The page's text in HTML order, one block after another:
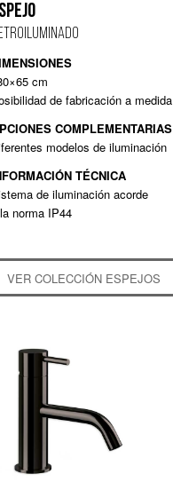
cm
de fabricación a medida
COMPLEMENTARIAS
modelos de iluminación
TÉCNICA
de iluminación acorde
norma IP44
VER COLECCIÓN ESPEJOS